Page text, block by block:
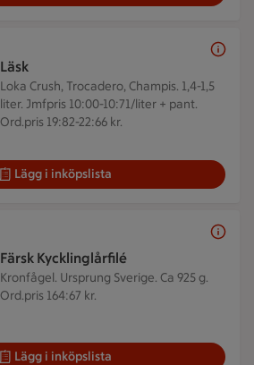
Läsk
Loka Crush, Trocadero, Champis. 1,4-1,5
liter. Jmfpris 10:00-10:71/liter + pant.
Ord.pris 19:82-22:66 kr.
Lägg i inköpslista
Färsk Kycklinglårfilé
Kronfågel. Ursprung Sverige. Ca 925 g.
Ord.pris 164:67 kr.
Lägg i inköpslista